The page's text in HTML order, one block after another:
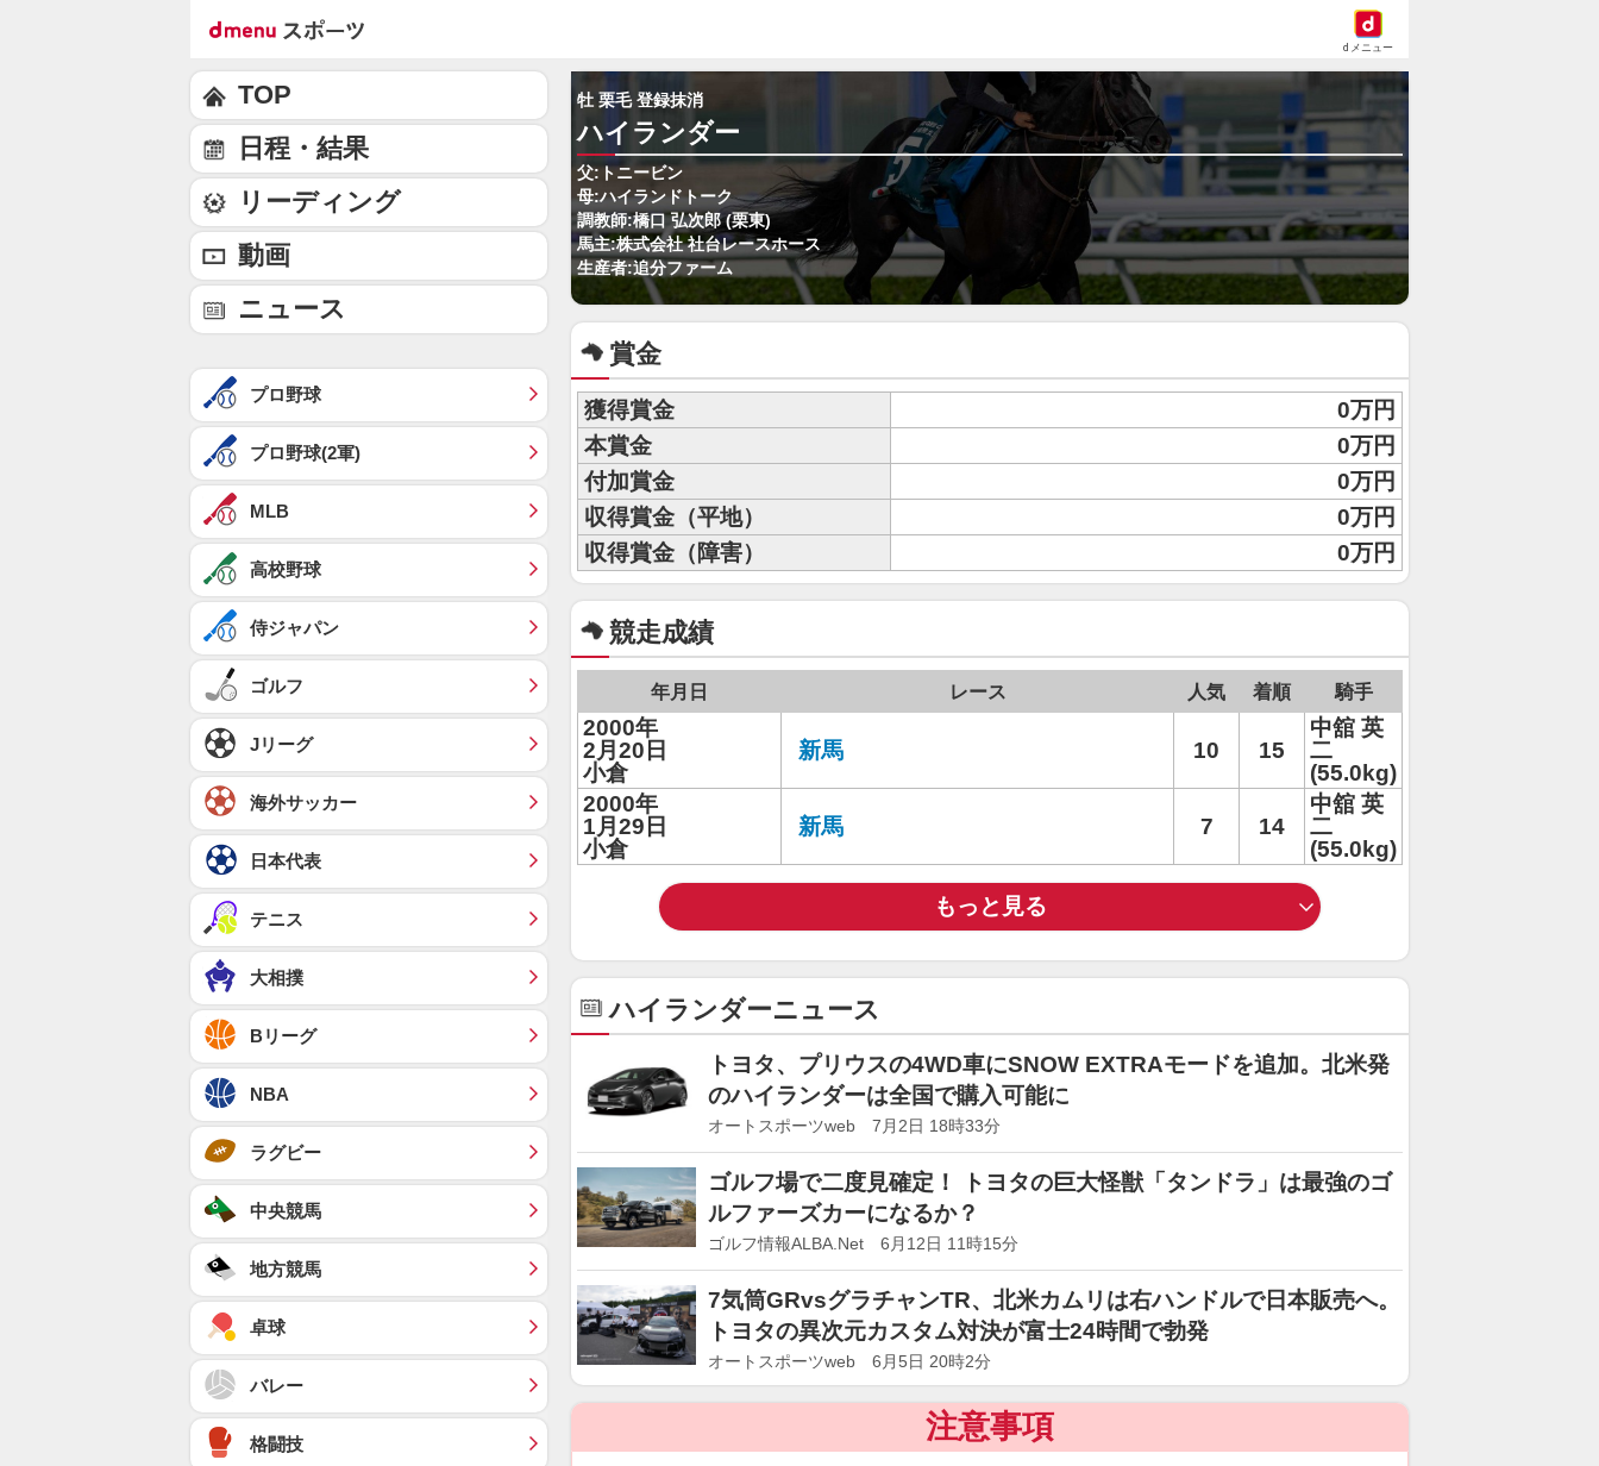
dメニュー
牡 栗毛 登録抹消
ハイランダー
父:トニービン
母:ハイランドトーク
調教師:橋口 弘次郎 (栗東)
馬主:株式会社 社台レースホース
生産者:追分ファーム
賞金
獲得賞金
0万円
本賞金
0万円
付加賞金
0万円
収得賞金（平地）
0万円
収得賞金（障害）
0万円
競走成績
年月日 レース 人気 着順 騎手
2000年
2月20日
小倉
新馬 10 15
中舘 英
二
(55.0kg)
2000年
1月29日
小倉
新馬 7 14
中舘 英
二
(55.0kg)
もっと見る
ハイランダーニュース
トヨタ、プリウスの4WD車にSNOW EXTRAモードを追加。北米発
のハイランダーは全国で購入可能に
オートスポーツweb 7月2日 18時33分
ゴルフ場で二度見確定！ トヨタの巨大怪獣「タンドラ」は最強のゴ
ルファーズカーになるか？
ゴルフ情報ALBA.Net 6月12日 11時15分
7気筒GRvsグラチャンTR、北米カムリは右ハンドルで日本販売へ。
トヨタの異次元カスタム対決が富士24時間で勃発
オートスポーツweb 6月5日 20時2分
注意事項
TOP
日程・結果
リーディング
動画
ニュース
プロ野球
プロ野球(2軍)
MLB
高校野球
侍ジャパン
ゴルフ
Jリーグ
海外サッカー
日本代表
テニス
大相撲
Bリーグ
NBA
ラグビー
中央競馬
地方競馬
卓球
バレー
格闘技